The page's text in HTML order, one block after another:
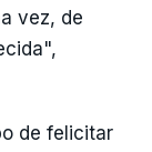
vez, de
de felicitar